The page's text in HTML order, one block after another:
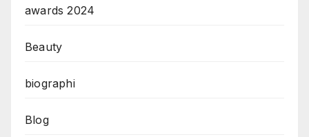
awards 2024
Beauty
biographi
Blog